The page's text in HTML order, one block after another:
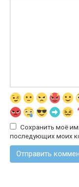
Сохранить моё
последующих моих